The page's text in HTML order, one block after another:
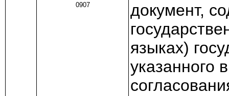
0907
документ,
языках)
указанного